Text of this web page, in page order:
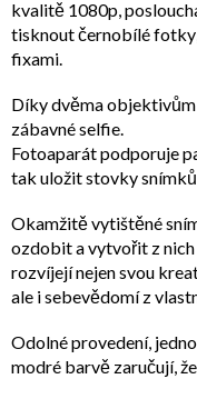
kvalitě 1080p,
tisknout černobílé fotky
fixami.
Díkydvěma
zábavné selfie.
Fotoaparát podporuje
tak uložit stovky
Okamžitě vytištěné
ozdobit a vytvořit z
rozvíjejí nejen svou
ale i sebevědomí z
Odolné provedení,
modré barvě zaručují,